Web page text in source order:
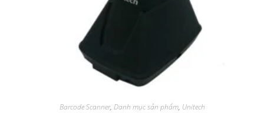
Barcode Scanner, Danh mục sản phẩm, Unitech